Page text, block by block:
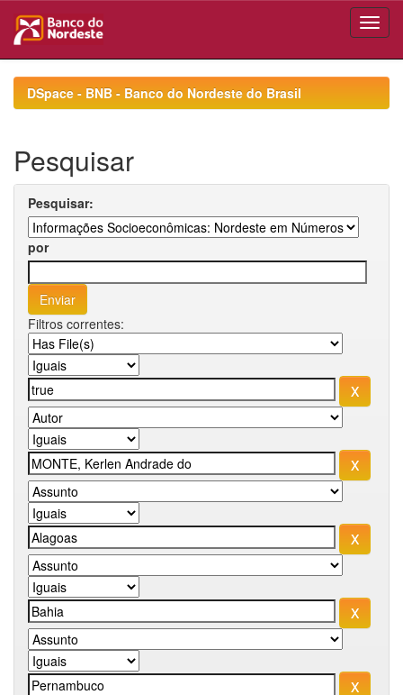
navigationDSpace - BNB - Banco do Nordeste do Brasil
Pesquisar
Pesquisar:
por
Filtros correntes: